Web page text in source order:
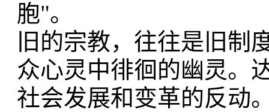
胞"。
旧的宗教，往往是旧制
众心灵中徘徊的幽灵。
社会发展和变革的反动